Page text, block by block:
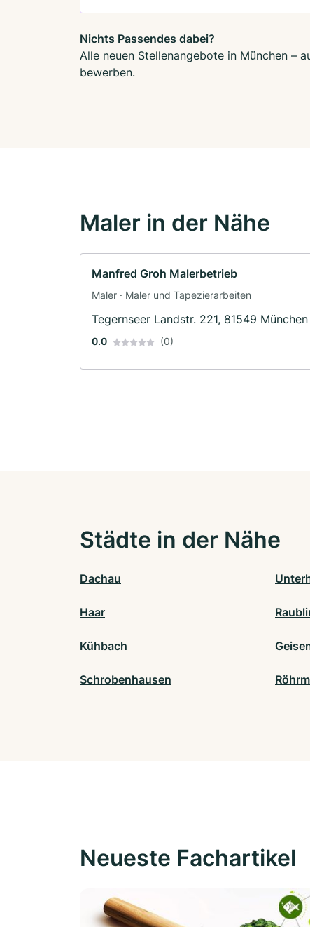
Nichts Passendes dabei?
Alle neuen Stellenangebote in München –
bewerben.
Maler in der Nähe
Manfred Groh Malerbetrieb
Maler · Maler und Tapezierarbeiten
Tegernseer Landstr. 221, 81549 München
0.0 (0)
Städte in der Nähe
Dachau
Haar
Kühbach
Schrobenhausen
Neueste Fachartikel